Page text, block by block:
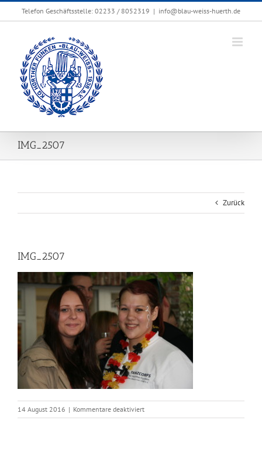
Zum
Telefon Geschäftsstelle: 02233 / 8052319 | info@blau-weiss-huerth.de
IMG_2507
Zurück
IMG_2507
14 August 2016 | Kommentare deaktiviertfür
IMG_2507